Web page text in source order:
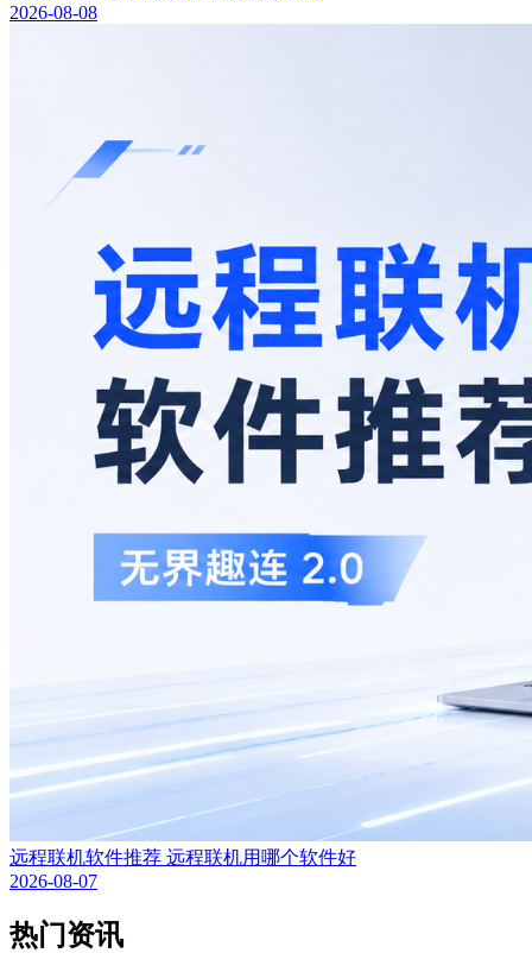
2026-08-08
远程联机软件推荐 远程联机用哪个软件好
2026-08-07
热门资讯